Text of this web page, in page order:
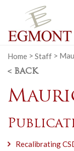
Home > Staff >
< BACK
Recalibrating